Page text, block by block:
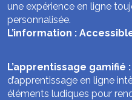
une expérience en ligne
personnalisée.
L’information :
L’apprentissage gamifié :
d’apprentissage en ligne
éléments ludiques pour